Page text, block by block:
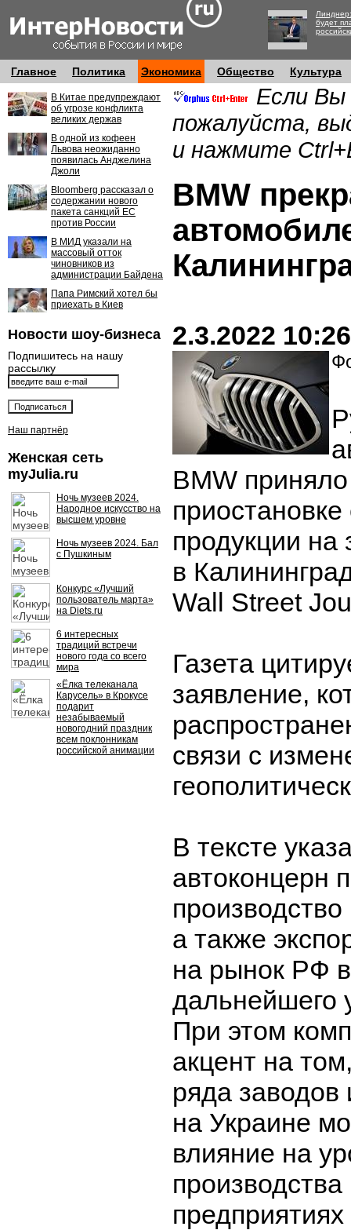
будет
Главное Политика Экономика Общество Культура
В Китае предупреждают
об угрозе конфликта
великих держав
В одной из кофеен
Львова неожиданно
появилась Анджелина
Джоли
Bloomberg рассказал о
содержании нового
пакета санкций ЕС
против России
В МИД указали на
массовый отток
чиновников из
администрации Байдена
Папа Римский хотел бы
приехать в Киев
Новости шоу-бизнеса
Подпишитесь на нашу
рассылку
Наш партнёр
Женская сеть
myJulia.ru
Ночь музеев 2024.
Народное искусство на
высшем уровне
Ночь музеев 2024. Бал
с Пушкиным
Конкурс «Лучший
пользователь марта»
на Diets.ru
6 интересных
традиций встречи
нового года со всего
мира
«Ёлка телеканала
Карусель» в Крокусе
подарит
незабываемый
новогодний праздник
всем поклонникам
российской анимации
Если Вы
пожалуйста,
и нажмите
BMW
2.3.2022 10:26
BMW
продукции на
в
Wall Street
Газета
заявление,
связи с
В тексте
автоконцерн
а также
на рынок РФ
дальнейшего
При этом
акцент на
ряда заводов
на Украине
влияние на